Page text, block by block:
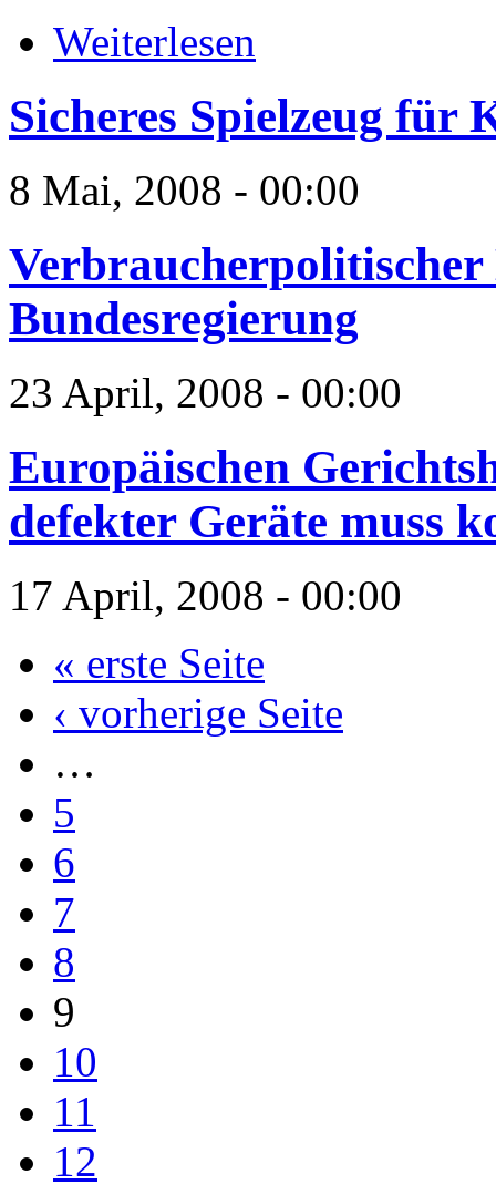
Weiterlesen
Sicheres Spielzeug für
8 Mai, 2008 - 00:00
Bundesregierung
23 April, 2008 - 00:00
Europäischen
defekter Geräte muss
17 April, 2008 - 00:00
« erste Seite
‹ vorherige Seite
…
5
6
7
8
9
10
11
12